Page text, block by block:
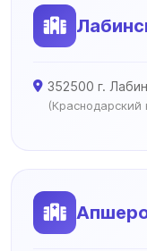
352500 г.
(Краснодарский